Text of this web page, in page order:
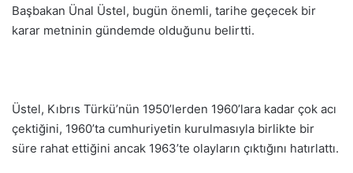
Başbakan Ünal Üstel, bugün önemli, tarihe geçecek bir
karar metninin gündemde olduğunu belirtti.
Üstel, Kıbrıs Türkü’nün 1950’lerden 1960’lara kadar çok acı
çektiğini, 1960’ta cumhuriyetin kurulmasıyla birlikte bir
süre rahat ettiğini ancak 1963’te olayların çıktığını hatırlattı.